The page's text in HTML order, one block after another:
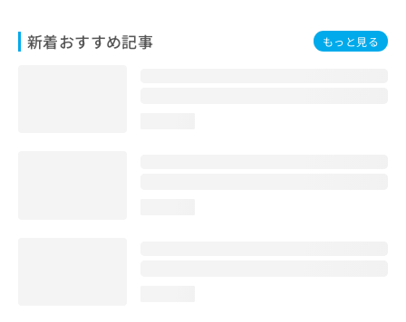
新着おすすめ記事 もっと見る
問
い